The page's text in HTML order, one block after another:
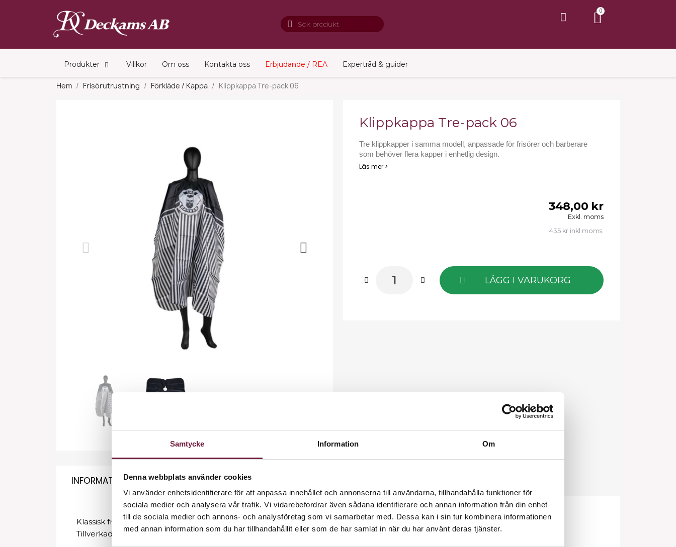
Samtycke Information Om
Denna webbplats använder cookies
Vi använder enhetsidentifierare för att anpassa innehållet och annonserna till användarna, tillhandahålla funktioner för
sociala medier och analysera vår trafik. Vi vidarebefordrar även sådana identifierare och annan information från din enhet
till de sociala medier och annons- och analysföretag som vi samarbetar med. Dessa kan i sin tur kombinera informationen
med annan information som du har tillhandahållit eller som de har samlat in när du har använt deras tjänster.
Produkter Villkor Om oss Kontakta oss Erbjudande / REA Expertråd & guider
Hem Frisörutrustning Förkläde / Kappa Klippkappa Tre-pack 06
Klippkappa Tre-pack 06
Tre klippkapper i samma modell, anpassade för frisörer och barberare
som behöver flera kapper i enhetlig design.
Läs mer >
348,00 kr
Exkl. moms
435 kr inkl moms.
LÄGG I VARUKORG
INFORMATION
Klassisk frisörkappa i tre-pack med justerbart fäste.
Tillverkad av polyester, vilket gör så att håret glider av utan att fastna på kappan.